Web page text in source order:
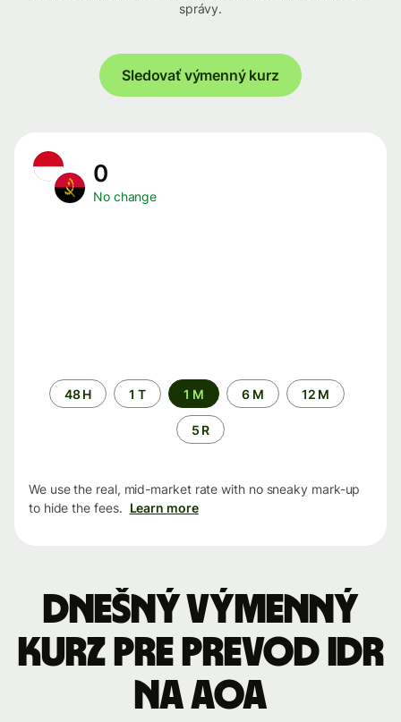
správy.
Sledovať výmenný kurz
0
No change
Time
period
48 H 1 T 1 M 6 M 12 M
5 R
We use the real, mid-market rate with no sneaky mark-up
to hide the fees. Learn more
Dnešný výmenný
kurz pre prevod IDR
na AOA